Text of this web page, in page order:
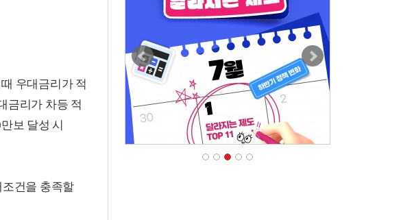
우대금리가 적
금리가 차등 적
보 달성 시
건을 충족할